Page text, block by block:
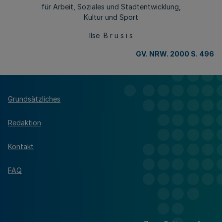
für Arbeit, Soziales und Stadtentwicklung,
Kultur und Sport
Ilse B r u s i s
GV. NRW. 2000 S. 496
Grundsätzliches
Redaktion
Kontakt
FAQ